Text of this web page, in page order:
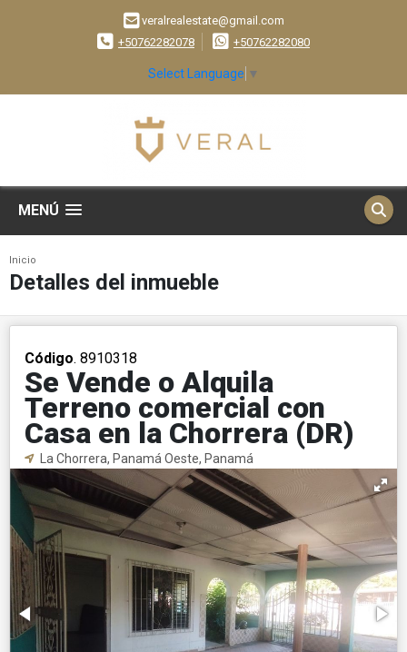
veralrealestate@gmail.com
+50762282078
+50762282080
Select Language ▼
MENÚ
Inicio
Detalles del inmueble
Código. 8910318
Se Vende o Alquila
Terreno comercial con
Casa en la Chorrera (DR)
La Chorrera, Panamá Oeste, Panamá